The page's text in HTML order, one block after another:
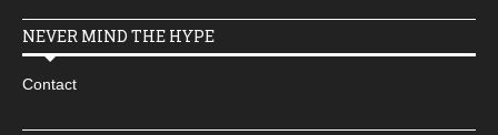
NEVER MIND THE HYPE
Contact